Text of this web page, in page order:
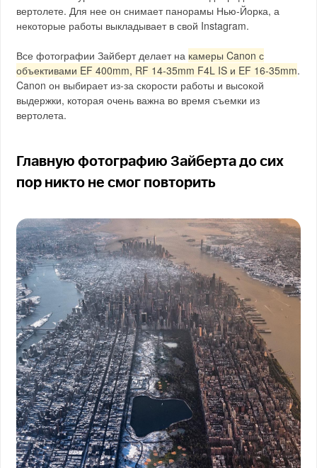
вертолете. Для нее он снимает панорамы Нью-Йорка, а
некоторые работы выкладывает в свой Instagram.
Все фотографии Зайберт делает на камеры Canon с
объективами EF 400mm, RF 14-35mm F4L IS и EF 16-35mm.
Canon он выбирает из-за скорости работы и высокой
выдержки, которая очень важна во время съемки из
вертолета.
Главную фотографию Зайберта до сих
пор никто не смог повторить